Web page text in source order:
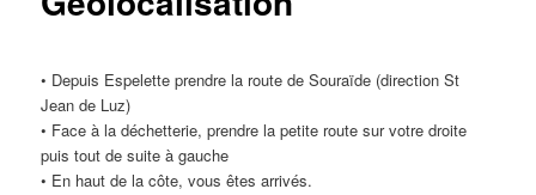
• Depuis Espelette prendre la route de Souraïde (direction St
Jean de Luz)
• Face à la déchetterie, prendre la petite route sur votre droite
puis tout de suite à gauche
• En haut de la côte, vous êtes arrivés.